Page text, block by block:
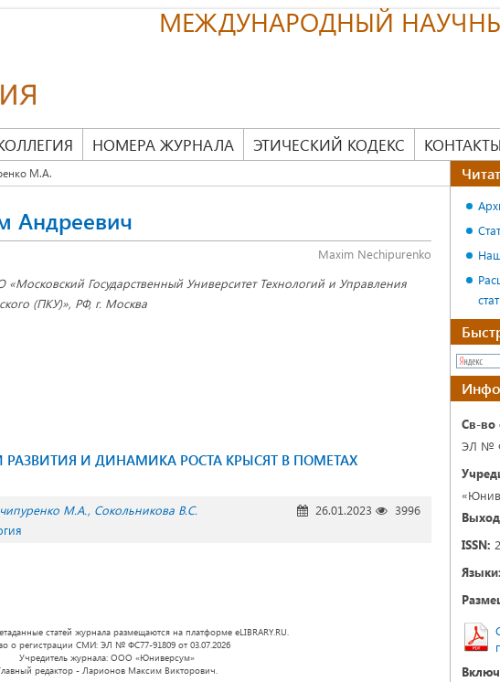
МЕЖДУНАРОДНЫЙ
НОМЕРА ЖУРНАЛА ЭТИЧЕСКИЙ КОДЕКС КОНТАКТЫ
М.А.
Андреевич
Maxim Nechipurenko
«Московский Государственный Университет Технологий и Управления
(ПКУ)», РФ, г. Москва
И ДИНАМИКА РОСТА КРЫСЯТ В ПОМЕТАХ
М.А. Сокольникова В.С. 26.01.2023
3996
статей журнала размещаются на платформе eLIBRARY.RU.
о регистрации СМИ: ЭЛ № ФС77-91809 от 03.07.2026
Учредитель журнала: ООО «Юниверсум»
редактор - Ларионов Максим Викторович.
Св-во
ЭЛ №
ISSN:
Языки: